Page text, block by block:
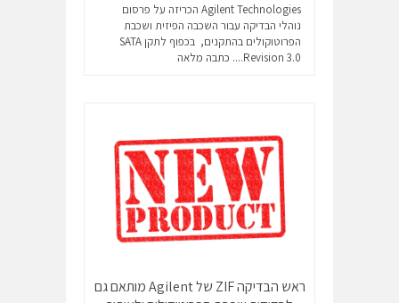
Agilent Technologies הכריזה על פרסום
נוהלי הבדיקה עבור השכבה הפיזית ושכבת
הפרוטוקולים בהתקנים, בכפוף לתקן SATA
Revision 3.0....
כתבה מלאה
ראש הבדיקה ZIF של Agilent מותאם גם